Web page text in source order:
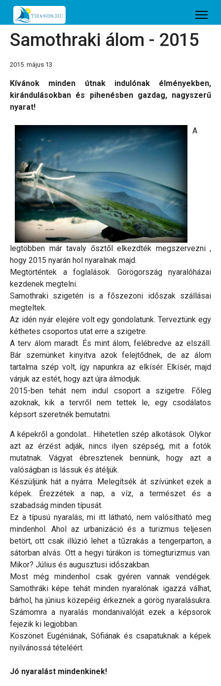
Samothraki álom - 2015
2015. május 13
Kívánok minden útnak indulónak élményekben,
kirándulásokban és pihenésben gazdag, nagyszerű
nyarat!
A
legtöbben már tavaly ősztől elkezdték megszervezni ,
hogy 2015 nyarán hol nyaralnak majd.
Megtörténtek a foglalások. Görögország nyaralóházai
kezdenek megtelni.
Samothraki szigetén is a főszezoni időszak szállásai
megteltek.
Az idén nyár elejére volt egy gondolatunk. Terveztünk egy
kéthetes csoportos utat erre a szigetre.
A terv álom maradt. És mint álom, felébredve az elszáll.
Bár szemünket kinyitva azok felejtődnek, de az álom
tartalma szép volt, így napunkra az elkísér. Elkísér, majd
várjuk az estét, hogy azt újra álmodjuk.
2015-ben tehát nem indul csoport a szigetre. Főleg
azoknak, kik a tervről nem tettek le, egy csodálatos
képsort szeretnék bemutatni.
A képekről a gondolat... Hihetetlen szép alkotások. Olykor
azt az érzést adják, nincs ilyen szépség, mit a fotók
mutatnak. Vágyat ébresztenek bennünk, hogy azt a
valóságban is lássuk és átéljük.
Készüljünk hát a nyárra. Melegítsék át szívünket ezek a
képek. Érezzétek a nap, a víz, a természet és a
szabadság minden típusát.
Ez a típusú nyaralás, mi itt látható, nem valósítható meg
mindenhol. Ahol az urbanizáció és a turizmus teljesen
betört, ott csak illúzió lehet a tűzrakás a tengerparton, a
sátorban alvás. Ott a hegyi túrákon is tömegturizmus van.
Mikor? Július és augusztusi időszakban.
Most még mindenhol csak gyéren vannak vendégek.
Samothráki képe tehát minden nyaralónak igazzá válhat,
bárhol, ha június közepéig érkeznek a görög nyaralásukra.
Számomra a nyaralás mondanivalóját ezek a képsorok
fejezik ki legjobban.
Köszönet Eugéniának, Sófiának és csapatuknak a képek
nyilvánossá tételéért.
Jó nyaralást mindenkinek!